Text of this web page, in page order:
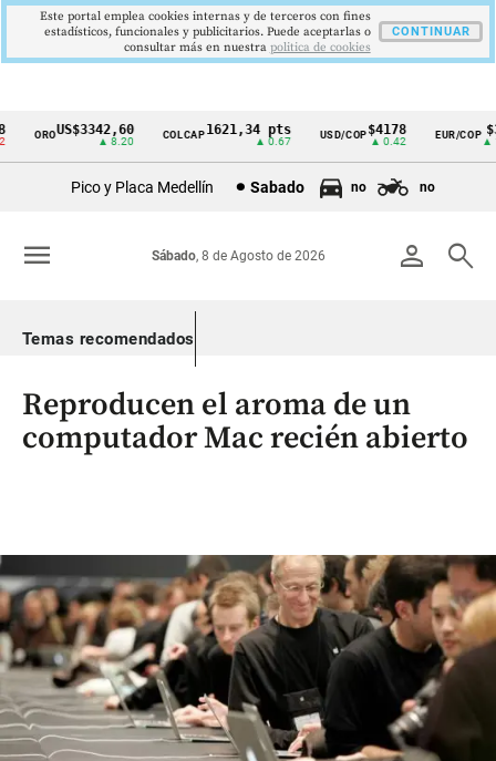
Cintillo
Colombia
OROUS$3342,60
▲ 8.20
COLCAP1621,34 pts
▲ 0.67
USD/COP$4178
▲ 0.42
EUR/COP
▲
Pico y Placa Medellín Sabado no no
person search
Sábado, 8 de Agosto de 2026
menu
Temas recomendados
Reproducen el aroma de un
computador Mac recién abierto
Este portal emplea cookies internas y de terceros con fines
estadísticos, funcionales y publicitarios. Puede aceptarlas o
consultar más en nuestra politica de cookies
CONTINUAR